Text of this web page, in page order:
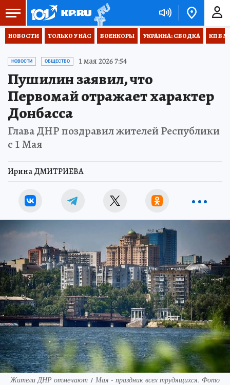
НОВОСТИ ТОЛЬКО У НАС ВОЕНКОРЫ УКРАИНА: СВОДКА КП В
НОВОСТИ ОБЩЕСТВО 1 мая 2026 7:54
Пушилин заявил, что
Первомай отражает характер
Донбасса
Глава ДНР поздравил жителей Республики
с 1 Мая
Ирина ДМИТРИЕВА
Жители ДНР отмечают 1 Мая - праздник всех трудящихся. Фото